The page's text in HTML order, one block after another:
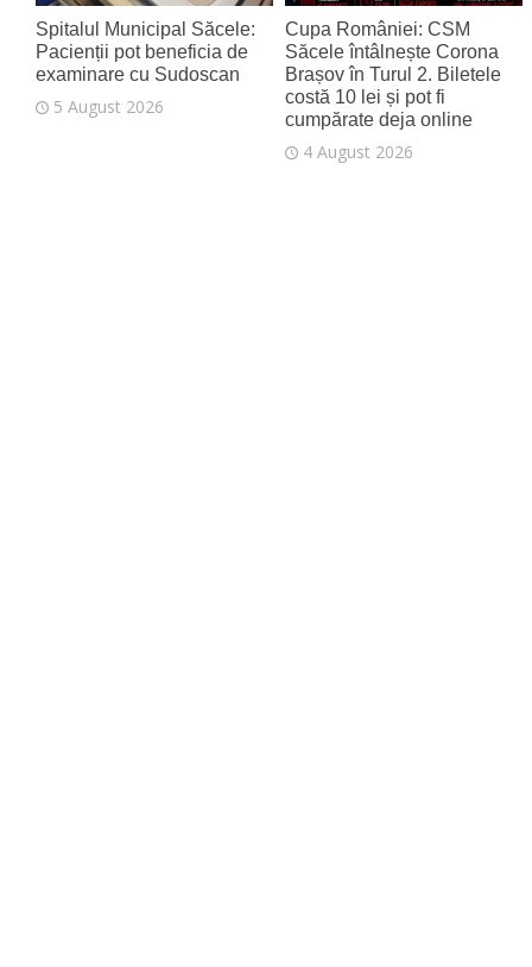
Spitalul Municipal Săcele:
Pacienții pot beneficia de
examinare cu Sudoscan
5 August 2026
Cupa României: CSM
Săcele întâlnește Corona
Brașov în Turul 2. Biletele
costă 10 lei și pot fi
cumpărate deja online
4 August 2026